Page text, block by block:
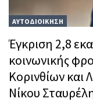
ΑΥΤΟΔΙΟΙΚΗΣΗ
Έγκριση 2,8
κοινωνικής
Κορινθίων και
Νίκου